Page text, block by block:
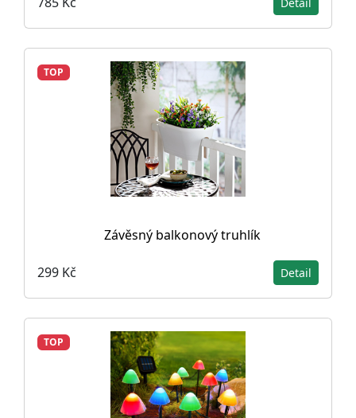
TOP
Závěsný balkonový truhlík
299 Kč Detail
TOP